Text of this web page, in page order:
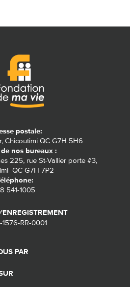
postale:
Chicoutimi QC G7H 5H6
nos bureaux :
225, rue St-Vallier porte #3,
QC G7H 7P2
541-1005
1576-RR-0001
PAR